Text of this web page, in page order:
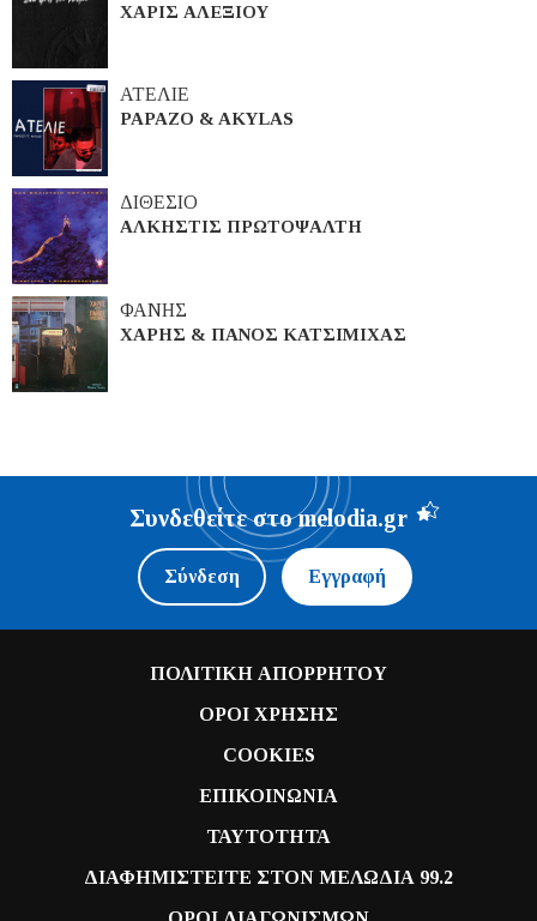
ΧΑΡΙΣ ΑΛΕΞΙΟΥ
ΑΤΕΛΙΕ
PAPAZO & AKYLAS
ΔΙΘΕΣΙΟ
ΑΛΚΗΣΤΙΣ ΠΡΩΤΟΨΑΛΤΗ
ΦΑΝΗΣ
ΧΑΡΗΣ & ΠΑΝΟΣ ΚΑΤΣΙΜΙΧΑΣ
Συνδεθείτε στο melodia.gr
Σύνδεση Εγγραφή
ΠΟΛΙΤΙΚΗ ΑΠΟΡΡΗΤΟΥ
ΟΡΟΙ ΧΡΗΣΗΣ
COOKIES
ΕΠΙΚΟΙΝΩΝΙΑ
ΤΑΥΤΟΤΗΤΑ
ΔΙΑΦΗΜΙΣΤΕΙΤΕ ΣΤΟΝ ΜΕΛΩΔΙΑ 99.2